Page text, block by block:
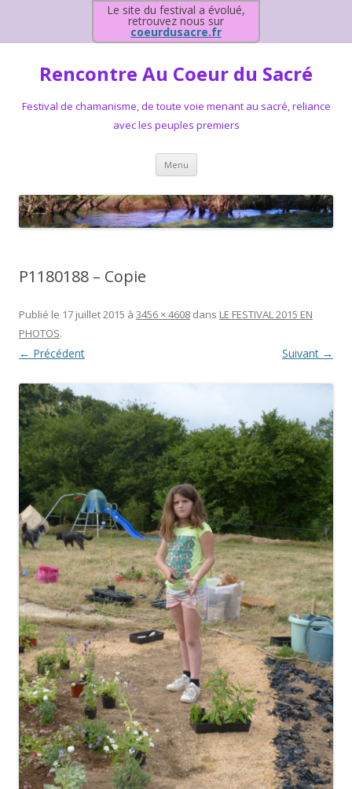
Le site du festival a évolué,
retrouvez nous sur
coeurdusacre.fr
Rencontre Au Coeur du Sacré
Festival de chamanisme, de toute voie menant au sacré, reliance
avec les peuples premiers
Menu Aller au contenu principal
P1180188 – Copie
Publié le 17 juillet 2015 à 3456 × 4608 dans LE FESTIVAL 2015 EN
PHOTOS.
← Précédent Suivant →